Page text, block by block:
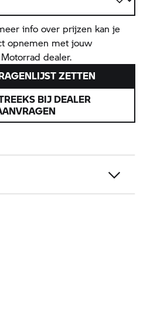
info over prijzen kan je
opnemen met jouw
dealer.
ZETTEN
BIJ DEALER